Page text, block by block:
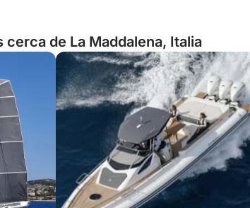
de La Maddalena, Italia